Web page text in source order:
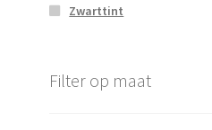
Zwarttint
Filter op maat